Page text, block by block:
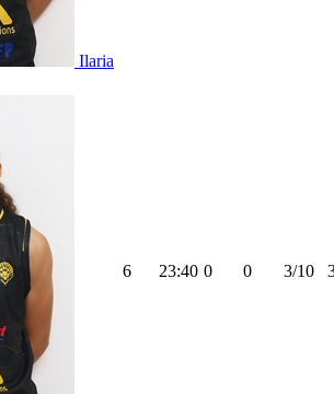
Ilaria
6 23:40 0 0 3/10